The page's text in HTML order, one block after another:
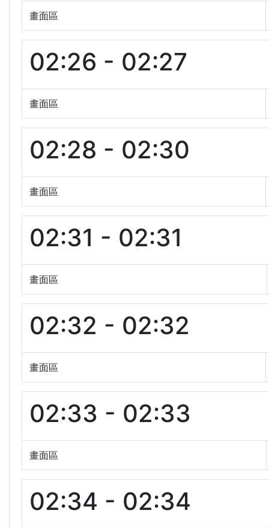
畫面區
02:26 - 02:27
畫面區
02:28 - 02:30
畫面區
02:31 - 02:31
畫面區
02:32 - 02:32
畫面區
02:33 - 02:33
畫面區
02:34 - 02:34